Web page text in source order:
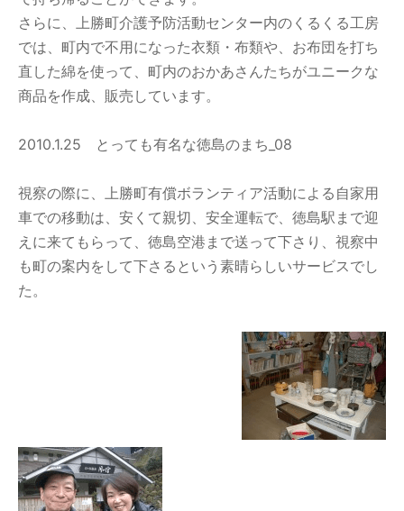
さらに、上勝町介護予防活動センター内のくるくる工房
では、町内で不用になった衣類・布類や、お布団を打ち
直した綿を使って、町内のおかあさんたちがユニークな
商品を作成、販売しています。
2010.1.25 とっても有名な徳島のまち_08
視察の際に、上勝町有償ボランティア活動による自家用
車での移動は、安くて親切、安全運転で、徳島駅まで迎
えに来てもらって、徳島空港まで送って下さり、視察中
も町の案内をして下さるという素晴らしいサービスでし
た。